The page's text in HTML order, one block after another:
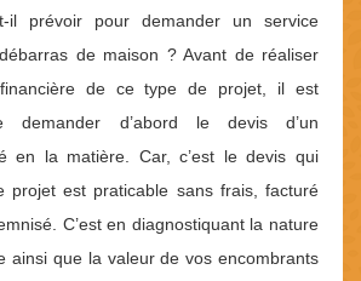
il prévoir pour demander un service
de maison ? Avant de réaliser
de ce type de projet, il est
demander d’abord le devis d’un
en la matière. Car, c’est le devis qui
projet est praticable sans frais, facturé
C’est en diagnostiquant la nature
ainsi que la valeur de vos encombrants